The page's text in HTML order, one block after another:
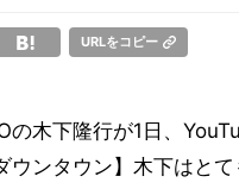
URLをコピー
の木下隆行が1日、
ウンタウン】木下はと